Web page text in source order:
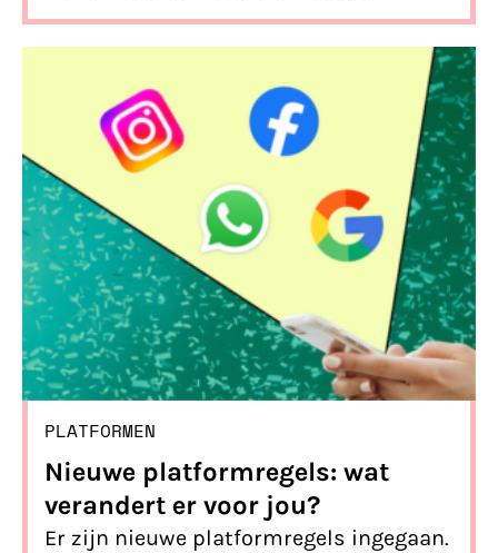
profilering is gebaseerd en je krijgt
inzicht in de advertenties die je te zien
krijgt. We leggen je uit hoe en wat!
PLATFORMEN
Nieuwe platformregels: wat
verandert er voor jou?
Er zijn nieuwe platformregels ingegaan.